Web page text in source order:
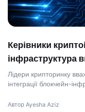
Керівники
інфраструктура
Лідери крипторинку
інтеграції блокчейн-
Автор Ayesha Aziz